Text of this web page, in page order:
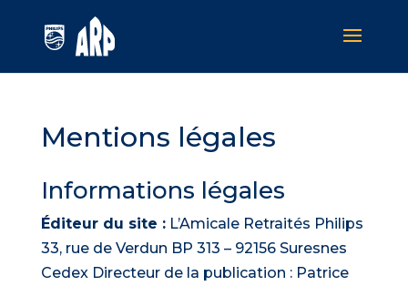
Mentions légales
Informations légales
Éditeur du site :L’Amicale Retraités Philips
33, rue de Verdun BP 313 – 92156 Suresnes
Cedex Directeur de la publication : Patrice